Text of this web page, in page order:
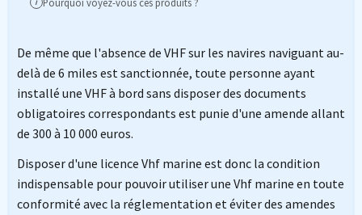
De même que l'absence de VHF sur les navires naviguant au-
delà de 6 miles est sanctionnée, toute personne ayant
installé une VHF à bord sans disposer des documents
obligatoires correspondants est punie d'une amende allant
de 300 à 10 000 euros.
Disposer d'une licence Vhf marine est donc la condition
indispensable pour pouvoir utiliser une Vhf marine en toute
conformité avec la réglementation et éviter des amendes